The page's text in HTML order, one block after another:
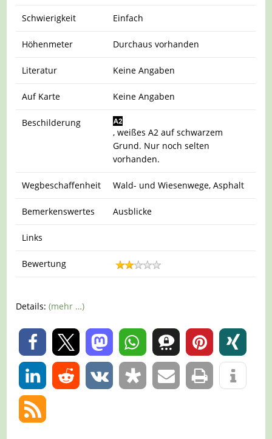
Schwierigkeit Einfach
Höhenmeter Durchaus vorhanden
Literatur Keine Angaben
Auf Karte Keine Angaben
Beschilderung
, weißes A2 auf schwarzem
Grund. Nur noch selten
vorhanden.
Wegbeschaffenheit Wald- und Wiesenwege, Asphalt
Bemerkenswertes Ausblicke
Links
Bewertung
Details:(mehr …)
0
0